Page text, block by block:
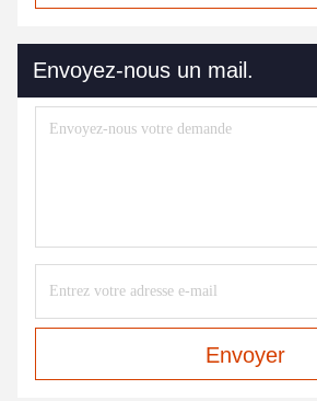
Envoyez-nous un mail.
Envoyer